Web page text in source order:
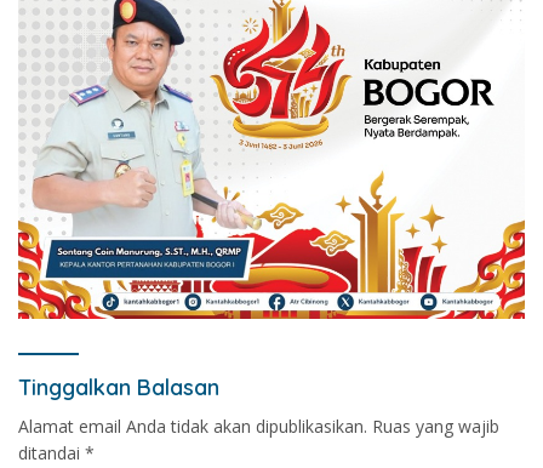
Tinggalkan Balasan
Alamat email Anda tidak akan dipublikasikan. Ruas yang wajib
ditandai *